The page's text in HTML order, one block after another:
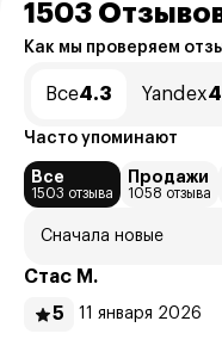
1503
Как мы проверяем
Все4.3 Yandex
Часто упоминают
Все
1503 отзыва
Продажи
1058 отзыва
Сначала новые
Стас М.
5
11 января 2026